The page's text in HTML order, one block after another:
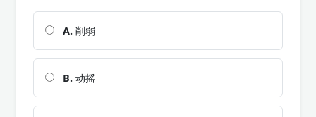
A. 削弱
B. 动摇